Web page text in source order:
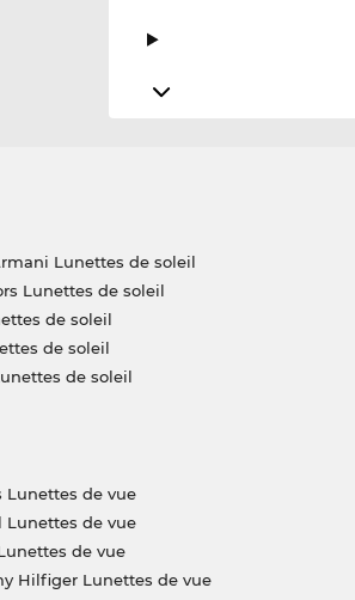
Lunettes de soleil
Lunettes de soleil
de soleil
de soleil
de soleil
Lunettes de vue
Lunettes de vue
de vue
Hilfiger Lunettes de vue